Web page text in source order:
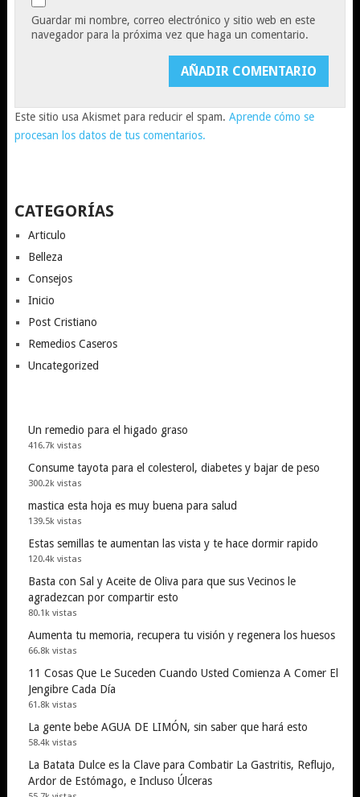
Guardar mi nombre, correo electrónico y sitio web en este
navegador para la próxima vez que haga un comentario.
Este sitio usa Akismet para reducir el spam. Aprende cómo se
procesan los datos de tus comentarios.
CATEGORÍAS
Articulo
Belleza
Consejos
Inicio
Post Cristiano
Remedios Caseros
Uncategorized
Un remedio para el higado graso
416.7k vistas
Consume tayota para el colesterol, diabetes y bajar de peso
300.2k vistas
mastica esta hoja es muy buena para salud
139.5k vistas
Estas semillas te aumentan las vista y te hace dormir rapido
120.4k vistas
Basta con Sal y Aceite de Oliva para que sus Vecinos le
agradezcan por compartir esto
80.1k vistas
Aumenta tu memoria, recupera tu visión y regenera los huesos
66.8k vistas
11 Cosas Que Le Suceden Cuando Usted Comienza A Comer El
Jengibre Cada Día
61.8k vistas
La gente bebe AGUA DE LIMÓN, sin saber que hará esto
58.4k vistas
La Batata Dulce es la Clave para Combatir La Gastritis, Reflujo,
Ardor de Estómago, e Incluso Úlceras